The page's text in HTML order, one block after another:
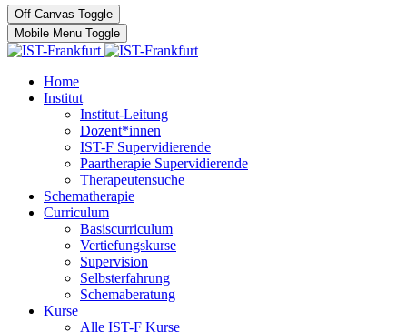
Off-Canvas Toggle
Mobile Menu Toggle
Home
Institut
Institut-Leitung
Dozent*innen
IST-F Supervidierende
Paartherapie Supervidierende
Therapeutensuche
Schematherapie
Curriculum
Basiscurriculum
Vertiefungskurse
Supervision
Selbsterfahrung
Schemaberatung
Kurse
Alle IST-F Kurse